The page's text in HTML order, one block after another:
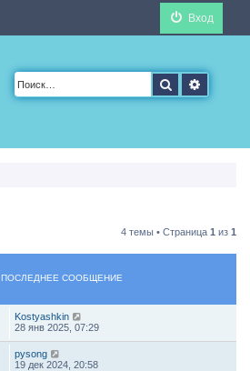
Вход
Поиск
4 темы • Страница 1 из 1
ПОСЛЕДНЕЕ СООБЩЕНИЕ
Kostyashkin
28 янв 2025, 07:29
pysong
19 дек 2024, 20:58